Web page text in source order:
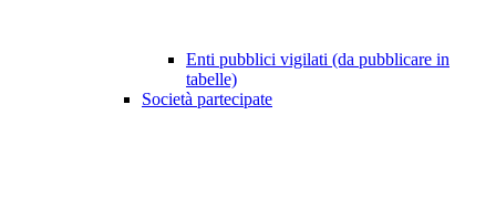
Enti pubblici vigilati (da pubblicare in
tabelle)
Società partecipate